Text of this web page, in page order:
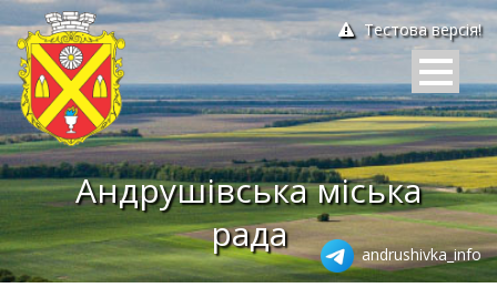
Тестова версія!
Андрушівська міська
рада
andrushivka_info